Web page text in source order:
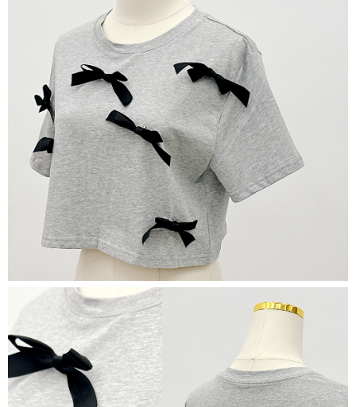
2. Pilihan kaedah pembayaran "Pembayaran Ansuran Gogo", selepas
pesanan ditubuhkan, akan secara automatik dialihkan ke proses
transaksi Gogo, selepas pengesahan nombor telefon, pilih bilangan
ansuran yang diingini, tarikh akhir pembayaran, dan setelah
mengesahkan pembayaran, transaksi akan selesai.
3. Jumlah kelulusan sebenar, bilangan ansuran dan jumlah bayaran
adalah berdasarkan halaman pengesahan transaksi seterusnya.
4. Dalam masa 30 minit selepas pesanan ditubuhkan, jika tidak pergi
untuk mengesahkan transaksi atau jika tidak lulus semakan, pesanan
akan dibatalkan secara automatik. Jika terdapat situasi "pindah untuk
semakan khusus" yang tidak lulus, ini menunjukkan bahawa sistem
penilaian tidak mencukupi, tiada penjelasan mengenai kandungan
penilaian boleh diberikan.
【Penerangan Kaedah Pembayaran】
1. Pembayaran ansuran tidak digabungkan dalam bil telekomunikasi,
"Pembayaran Ansuran Gogo" akan menghantar SMS peringatan
pembayaran selepas tarikh penyelesaian bulanan.
2. Melalui pautan SMS untuk membuka bil, anda boleh memilih untuk
membayar melalui "Kod bar kedai serbaneka / Kedai rasmi Taiwan
Mobile / Pemindahan bank / Pembayaran J街口 / iPASS MONEY" dan
【Nota Penting】
1. Perkhidmatan ini disediakan oleh "Taiwan Mobile Co., Ltd." untuk
membolehkan pengguna membeli produk atau perkhidmatan melalui
perkhidmatan ini semasa transaksi, dan kedai akan menyerahkan hak
tuntutan harga jual/beli ansuran kepada syarikat ini untuk membayar bil
peribadi yang disenaraikan seperti di atas akan dikumpul dan digunakan
oleh AFTEE, sila jangan gunakan perkhidmatan ini.